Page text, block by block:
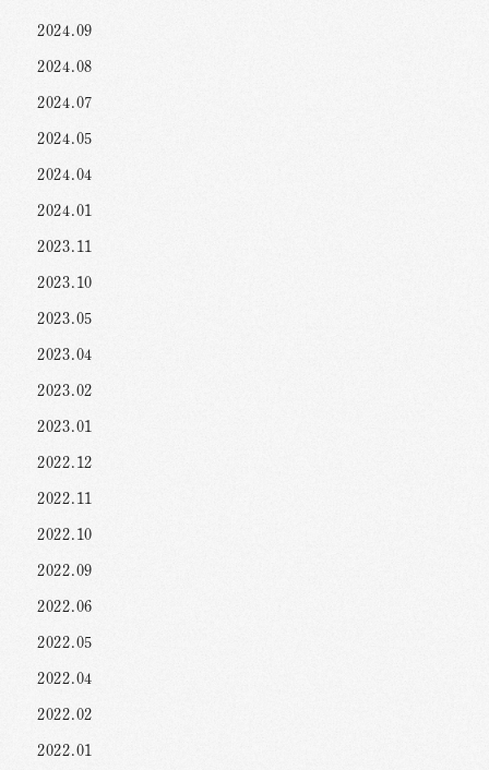
2024.09
2024.08
2024.07
2024.05
2024.04
2024.01
2023.11
2023.10
2023.05
2023.04
2023.02
2023.01
2022.12
2022.11
2022.10
2022.09
2022.06
2022.05
2022.04
2022.02
2022.01